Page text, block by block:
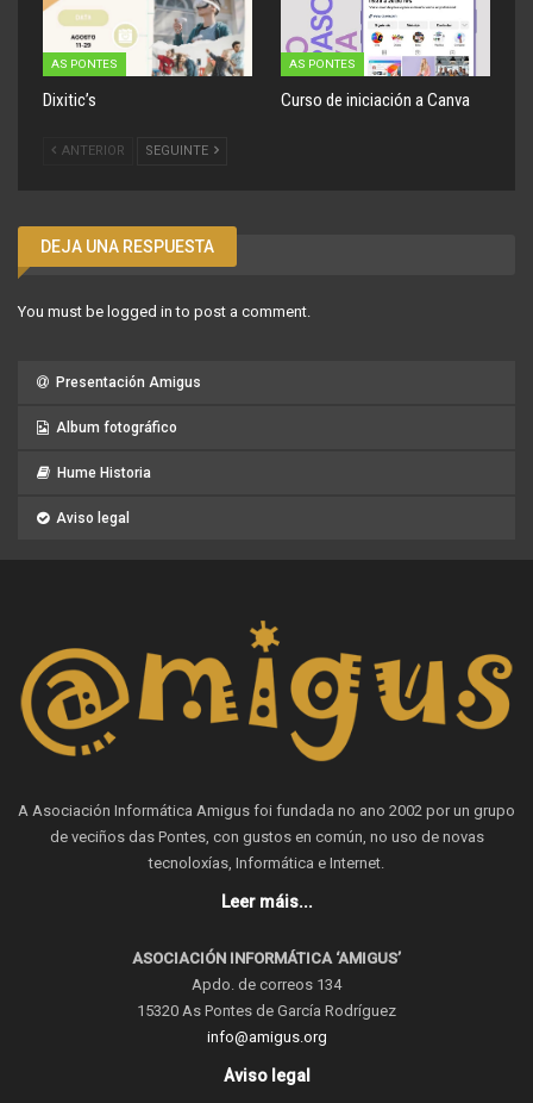
AS PONTES
Dixitic’s
AS PONTES
Curso de iniciación a Canva
ANTERIOR SEGUINTE
DEJA UNA RESPUESTA
You must be logged in to post a comment.
Presentación Amigus
Album fotográfico
Hume Historia
Aviso legal
A Asociación Informática Amigus foi fundada no ano 2002 por un grupo
de veciños das Pontes, con gustos en común, no uso de novas
tecnoloxías, Informática e Internet.
Leer máis...
ASOCIACIÓN INFORMÁTICA ‘AMIGUS’
Apdo. de correos 134
15320 As Pontes de García Rodríguez
info@amigus.org
Aviso legal